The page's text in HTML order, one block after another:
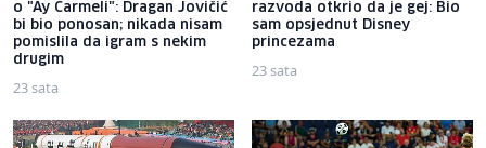
o "Ay Carmeli": Dragan Jovičić
bi bio ponosan; nikada nisam
pomislila da igram s nekim
drugim
23 sata
razvoda otkrio da je gej: Bio
sam opsjednut Disney
princezama
23 sata